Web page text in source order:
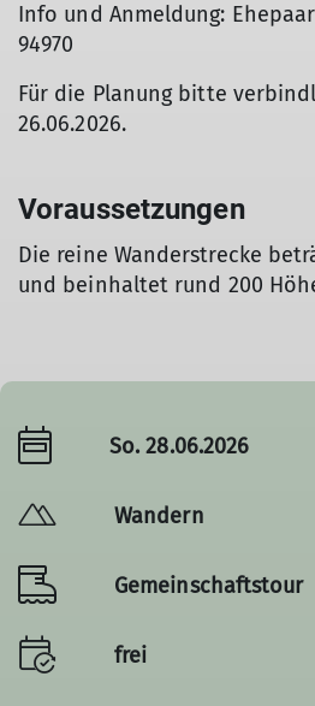
Info und Anmeldung:
94970
Für die Planung bitte
26.06.2026.
Voraussetzungen
Die reine Wanderstrecke
und beinhaltet rund 200
So. 28.06.2026
Wandern
Gemeinschaftstour
frei